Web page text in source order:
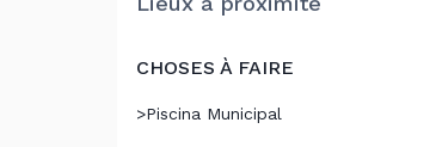
CHOSES À FAIRE
>Piscina Municipal